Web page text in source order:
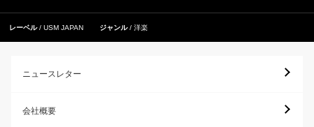
レーベル USM JAPAN ジャンル 洋楽
ニュースレター
会社概要